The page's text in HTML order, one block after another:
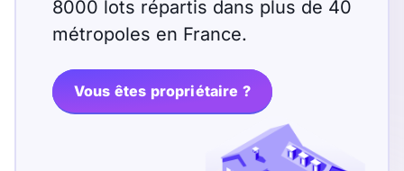
8000 lots répartis dans plus de 40
métropoles en France.
Vous êtes propriétaire ?